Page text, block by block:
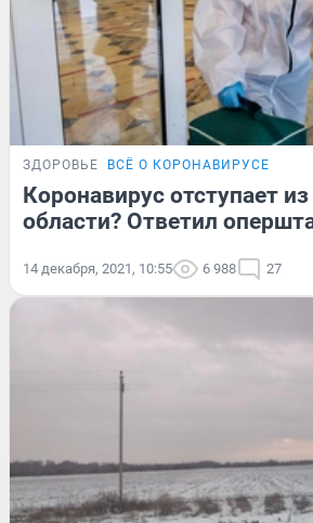
ЗДОРОВЬЕ ВСЁ О КОРОНАВИРУСЕ
Коронавирус отступает
области? Ответил
14 декабря, 2021, 10:55 6 988 27